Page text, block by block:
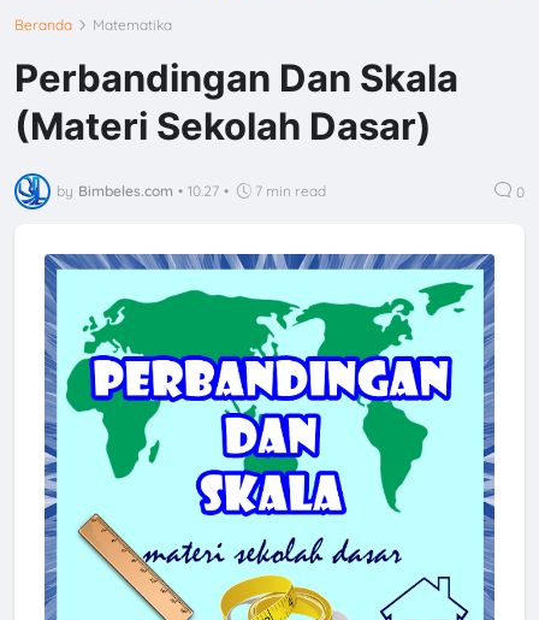
Beranda Matematika
Perbandingan Dan Skala
(Materi Sekolah Dasar)
by Bimbeles.com • 10.27 • 7 min read 0